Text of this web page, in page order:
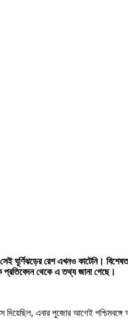
ঘূর্ণিঝড়ের রেশ এখনও কাটেনি।
প্রতিবেদন থেকে এ তথ্য জানা গেছে।
এবার পুজোর আগেই